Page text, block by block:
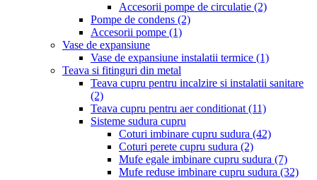
Accesorii pompe de circulatie (2)
Pompe de condens (2)
Accesorii pompe (1)
Vase de expansiune
Vase de expansiune instalatii termice (1)
Teava si fitinguri din metal
Teava cupru pentru incalzire si instalatii sanitare
(2)
Teava cupru pentru aer conditionat (11)
Sisteme sudura cupru
Coturi imbinare cupru sudura (42)
Coturi perete cupru sudura (2)
Mufe egale imbinare cupru sudura (7)
Mufe reduse imbinare cupru sudura (32)